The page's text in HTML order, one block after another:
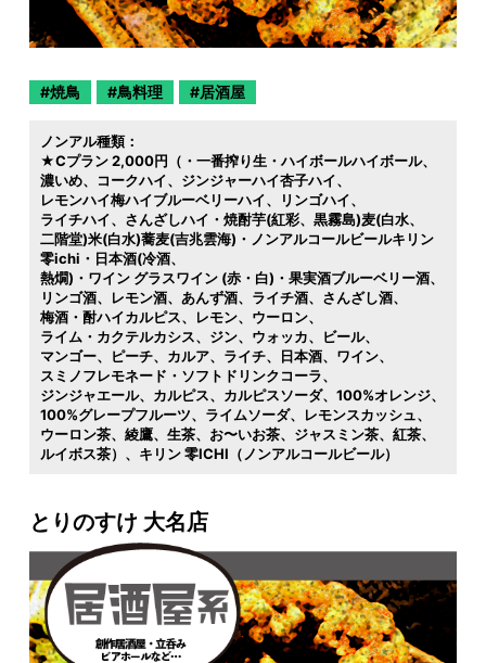
焼鳥 鳥料理 居酒屋
ノンアル種類：
★Cプラン 2,000円（・一番搾り生・ハイボールハイボール
濃いめ
コークハイ
ジンジャーハイ杏子ハイ
レモンハイ梅ハイブルーベリーハイ
リンゴハイ
ライチハイ
さんざしハイ・焼酎芋(紅彩
黒霧島)麦(白水
二階堂)米(白水)蕎麦(吉兆雲海)・ノンアルコールビールキリン
零ichi・日本酒(冷酒
熱燗)・ワイン グラスワイン (赤・白)・果実酒ブルーベリー酒
リンゴ酒
レモン酒 あんず酒 ライチ酒
さんざし酒
梅酒・酎ハイカルピス
レモン
ウーロン
ライム・カクテルカシス
ジン ウォッカ
ビール
マンゴー
ピーチ カルア ライチ 日本酒
ワイン
スミノフレモネード・ソフトドリンクコーラ
ジンジャエール
カルピス カルピスソーダ
100%オレンジ
100%グレープフルーツ
ライムソーダ
レモンスカッシュ
ウーロン茶
綾鷹 生茶 お〜いお茶 ジャスミン茶
紅茶
ルイボス茶）
キリン 零ICHI（ノンアルコールビール）
とりのすけ 大名店